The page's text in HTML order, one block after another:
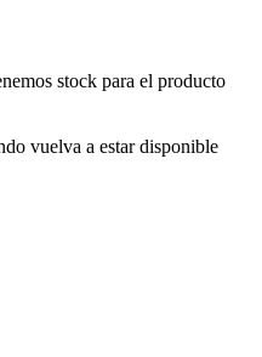
stock para el producto
vuelva a estar disponible